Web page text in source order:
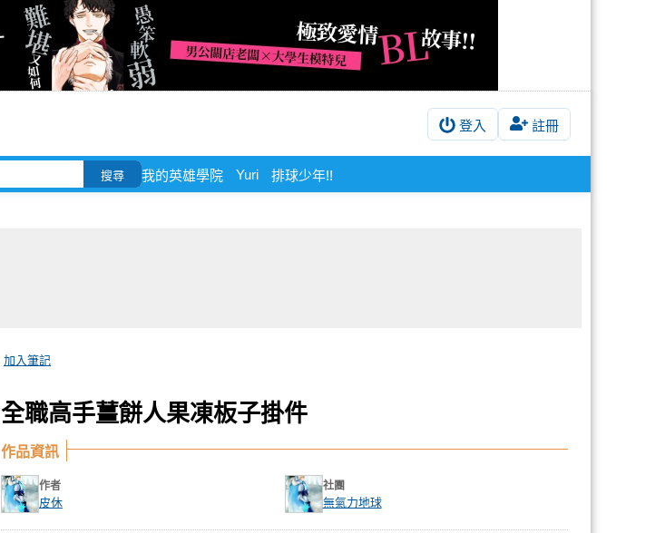
登入 註冊
搜尋 我的英雄學院 Yuri 排球少年!!
加入筆記
全職高手薑餅人果凍板子掛件
作品資訊
作者
皮休
社團
無氣力地球